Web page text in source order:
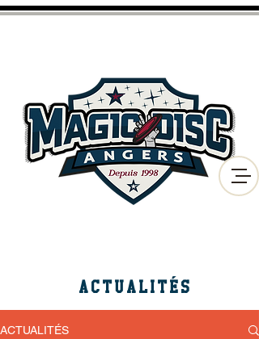
ACTUALITÉS
ACTUALITÉS